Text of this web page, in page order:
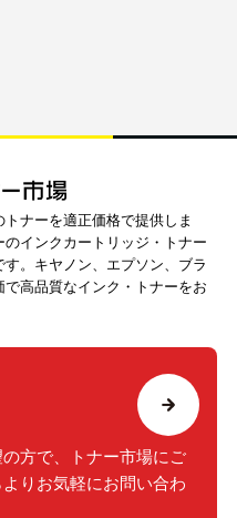
ナーを適正価格で提供しま
インクカートリッジ・トナー
。キヤノン、エプソン、ブラ
高品質なインク・トナーをお
方で、トナー市場にご
りお気軽にお問い合わ